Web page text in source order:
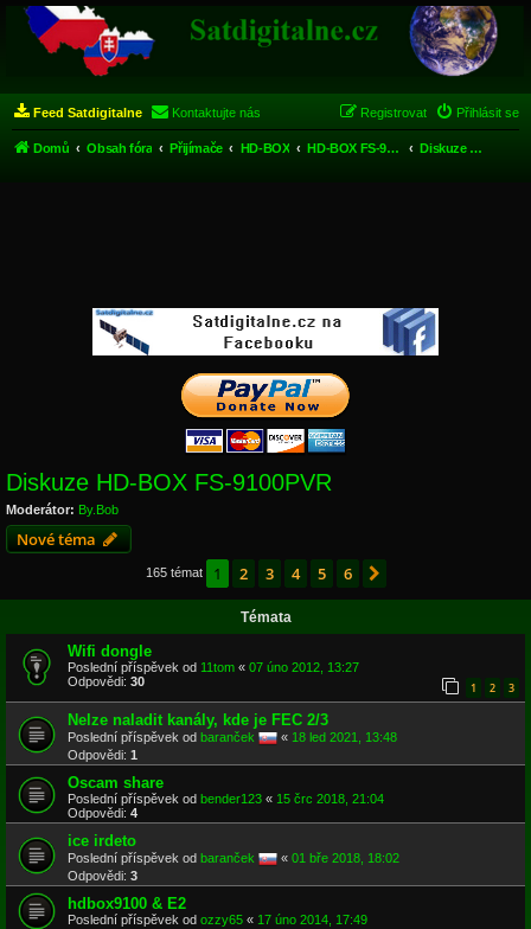
Feed Satdigitalne Kontaktujte nás Přihlásit se
Registrovat
Domů Obsah fóra Přijímače HD-BOX HD-BOX FS-9100 PVR Diskuze HD-BOX FS-9100PVR
Diskuze HD-BOX FS-9100PVR
Moderátor: By.Bob
Nové téma
165 témat 1 2 3 4 5 6
Témata
Wifi dongle
Poslední příspěvek od 11tom « 07 úno 2012, 13:27
Odpovědi: 30 1 2 3
Nelze naladit kanály, kde je FEC 2/3
Poslední příspěvek od baranček « 18 led 2021, 13:48
Odpovědi: 1
Oscam share
Poslední příspěvek od bender123 « 15 črc 2018, 21:04
Odpovědi: 4
ice irdeto
Poslední příspěvek od baranček « 01 bře 2018, 18:02
Odpovědi: 3
hdbox9100 & E2
Poslední příspěvek od ozzy65 « 17 úno 2014, 17:49